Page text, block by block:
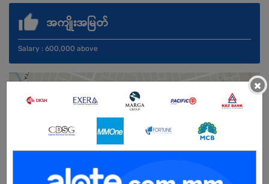
အကျိုးအမြတ်
Salary : 600,000 above
×